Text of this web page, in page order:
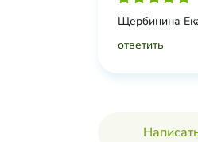
Щербинина
ответить